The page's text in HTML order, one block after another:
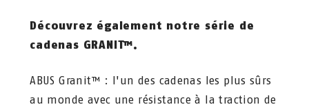
Découvrez également notre série de
cadenas GRANIT™.
ABUS Granit™ : l'un des cadenas les plus sûrs
au monde avec une résistance à la traction de